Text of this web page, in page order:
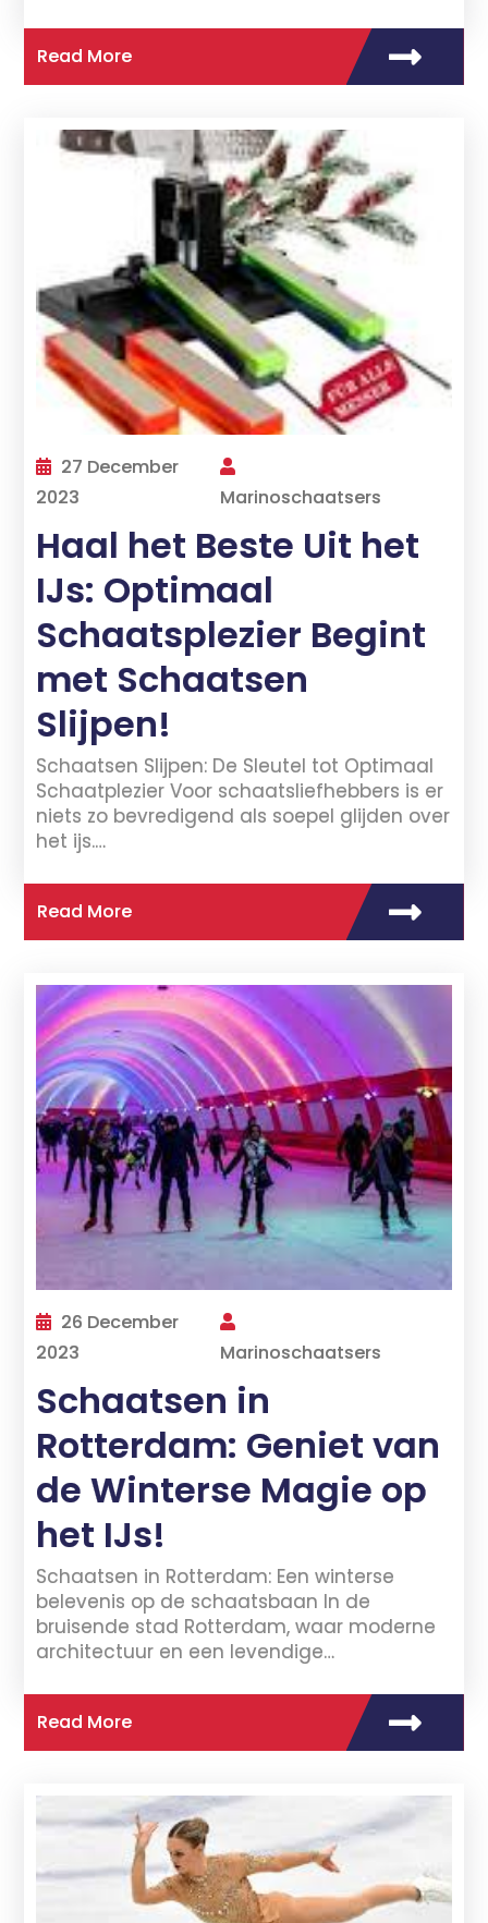
Read More
27 December
2023
Marinoschaatsers
Haal het Beste Uit het
IJs: Optimaal
Schaatsplezier Begint
met Schaatsen
Slijpen!
Schaatsen Slijpen: De Sleutel tot Optimaal
Schaatplezier Voor schaatsliefhebbers is er
niets zo bevredigend als soepel glijden over
het ijs.…
Read More
26 December
2023
Marinoschaatsers
Schaatsen in
Rotterdam: Geniet van
de Winterse Magie op
het IJs!
Schaatsen in Rotterdam: Een winterse
belevenis op de schaatsbaan In de
bruisende stad Rotterdam, waar moderne
architectuur en een levendige…
Read More